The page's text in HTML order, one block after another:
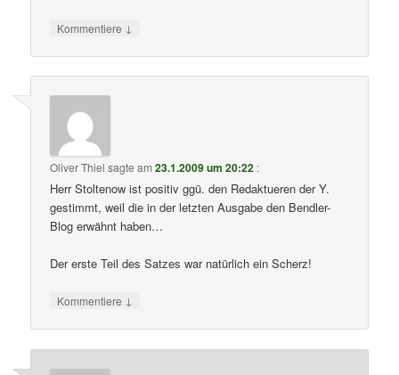
Kommentiere ↓
Oliver Thiel sagte am23.1.2009 um 20:22 :
Herr Stoltenow ist positiv ggü. den Redaktueren der Y.
gestimmt, weil die in der letzten Ausgabe den Bendler-
Blog erwähnt haben…
Der erste Teil des Satzes war natürlich ein Scherz!
Kommentiere ↓